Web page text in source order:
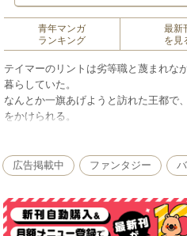
青年マンガ
ランキング
最新
を見
テイマーのリントは劣等職と蔑まれな
暮らしていた。
なんとか一旗あげようと訪れた王都で
をかけられる。
まる……。
強い女の子たちをテイムして最強パー
開幕!!
広告掲載中 ファンタジー